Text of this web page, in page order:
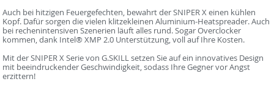
Auch bei hitzigen Feuergefechten, bewahrt der SNIPER X einen kühlen
Kopf. Dafür sorgen die vielen klitzekleinen Aluminium-Heatspreader. Auch
bei rechenintensiven Szenerien läuft alles rund. Sogar Overclocker
kommen, dank Intel® XMP 2.0 Unterstützung, voll auf Ihre Kosten.
Mit der SNIPER X Serie von G.SKILL setzen Sie auf ein innovatives Design
mit beeindruckender Geschwindigkeit, sodass Ihre Gegner vor Angst
erzittern!